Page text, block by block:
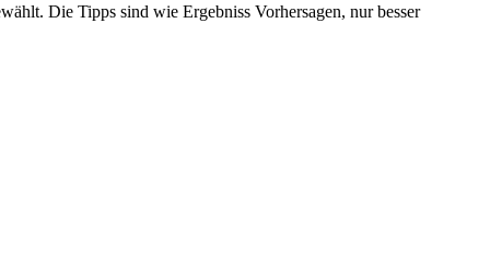
Die Tipps sind wie Ergebniss Vorhersagen, nur besser